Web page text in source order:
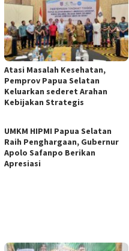
Atasi Masalah Kesehatan,
Pemprov Papua Selatan
Keluarkan sederet Arahan
Kebijakan Strategis
UMKM HIPMI Papua Selatan
Raih Penghargaan, Gubernur
Apolo Safanpo Berikan
Apresiasi